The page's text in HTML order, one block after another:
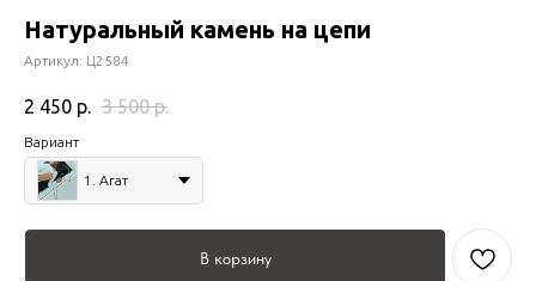
Натуральный камень на цепи
Артикул: Ц2584
2 450 р. 3 500 р.
Вариант
1. Агат
В корзину